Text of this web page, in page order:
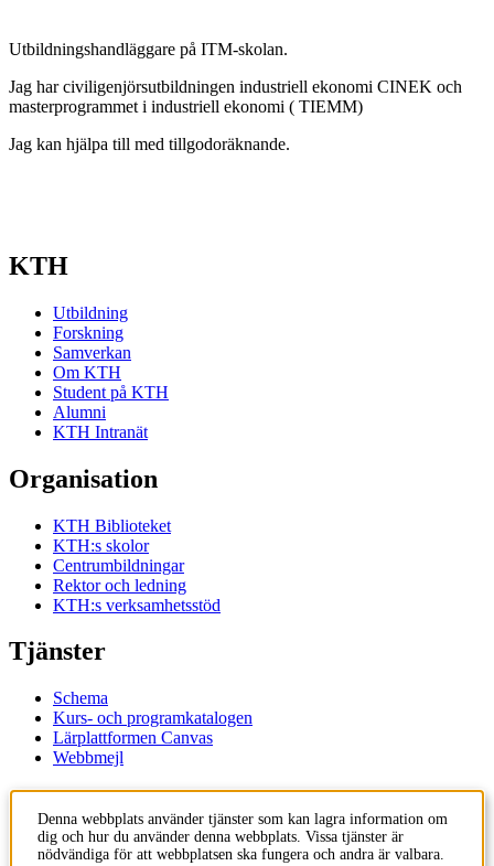
Utbildningshandläggare på ITM-skolan.
Jag har civiligenjörsutbildningen industriell ekonomi CINEK och
masterprogrammet i industriell ekonomi ( TIEMM)
Jag kan hjälpa till med tillgodoräknande.
KTH
Utbildning
Forskning
Samverkan
Om KTH
Student på KTH
Alumni
KTH Intranät
Organisation
KTH Biblioteket
KTH:s skolor
Centrumbildningar
Rektor och ledning
KTH:s verksamhetsstöd
Tjänster
Schema
Kurs- och programkatalogen
Lärplattformen Canvas
Webbmejl
KTH
Denna webbplats använder tjänster som kan lagra information om
dig och hur du använder denna webbplats. Vissa tjänster är
nödvändiga för att webbplatsen ska fungera och andra är valbara.